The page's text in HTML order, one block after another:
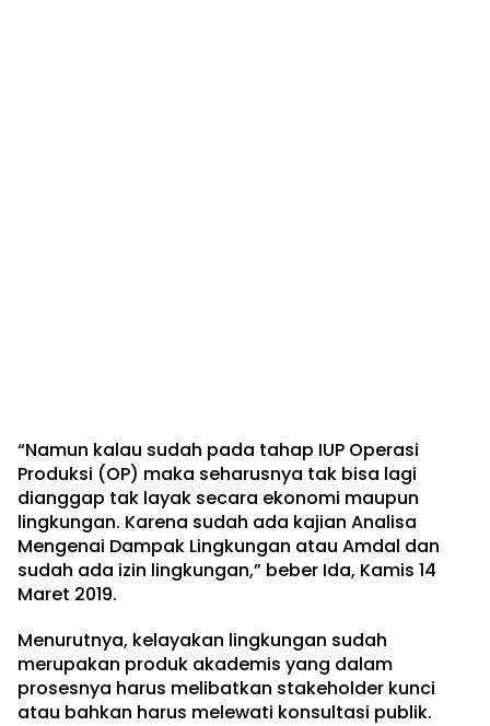
“Namun kalau sudah pada tahap IUP Operasi
Produksi (OP) maka seharusnya tak bisa lagi
dianggap tak layak secara ekonomi maupun
lingkungan. Karena sudah ada kajian Analisa
Mengenai Dampak Lingkungan atau Amdal dan
sudah ada izin lingkungan,” beber Ida, Kamis 14
Maret 2019.
Menurutnya, kelayakan lingkungan sudah
merupakan produk akademis yang dalam
prosesnya harus melibatkan stakeholder kunci
atau bahkan harus melewati konsultasi publik.